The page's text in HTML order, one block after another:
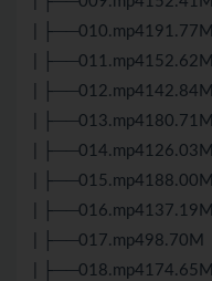
| ├──010.mp4191.77M
| ├──011.mp4152.62M
| ├──012.mp4142.84M
| ├──013.mp4180.71M
| ├──014.mp4126.03M
| ├──015.mp4188.00M
| ├──016.mp4137.19M
| ├──017.mp498.70M
| ├──018.mp4174.65M